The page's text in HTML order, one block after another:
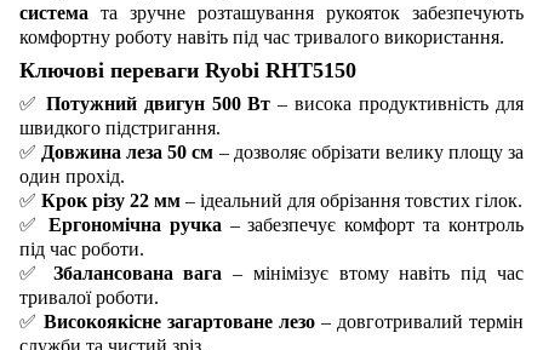
система та зручне розташування рукояток забезпечують
комфортну роботу навіть під час тривалого використання.
Ключові переваги Ryobi RHT5150
✅ Потужний двигун 500 Вт – висока продуктивність для
швидкого підстригання.
✅ Довжина леза 50 см – дозволяє обрізати велику площу за
один прохід.
✅ Крок різу 22 мм – ідеальний для обрізання товстих гілок.
✅
Ергономічна ручка – забезпечує комфорт та контроль
під час роботи.
✅
Збалансована вага – мінімізує втому навіть під час
тривалої роботи.
✅ Високоякісне загартоване лезо – довготривалий термін
служби та чистий зріз.